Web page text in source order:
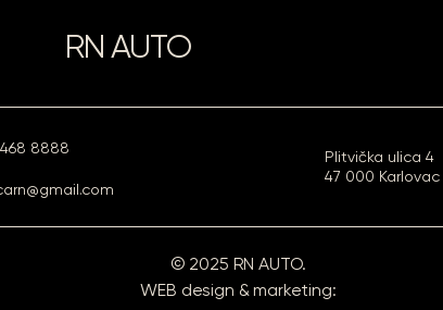
RN AUTO
468 8888
Plitvička ulica 4
47 000 Karlovac
© 2025 RN AUTO.
WEB design & marketing: